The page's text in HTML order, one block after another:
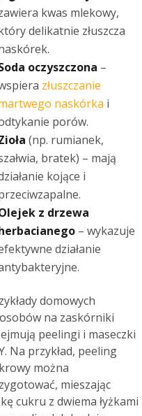
kwas mlekowy,
delikatnie złuszcza
oczyszczona –
złuszczanie
naskórka i
porów.
(np. rumianek,
bratek) – mają
kojące i
z drzewa
– wykazuje
działanie
domowych
na zaskórniki
peelingi i maseczki
Na przykład, peeling
można
mieszając
cukru z dwiema łyżkami